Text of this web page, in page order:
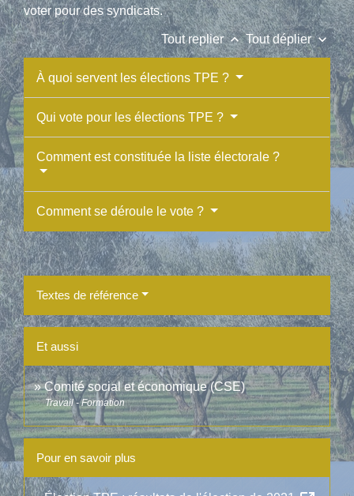
voter pour des syndicats.
Tout replierkeyboard_arrow_up Tout déplierkeyboard_arrow_down
À quoi servent les élections TPE ?
Qui vote pour les élections TPE ?
Comment est constituée la liste électorale ?
Comment se déroule le vote ?
Textes de référence
Et aussi
Comité social et économique (CSE)
Travail - Formation
Pour en savoir plus